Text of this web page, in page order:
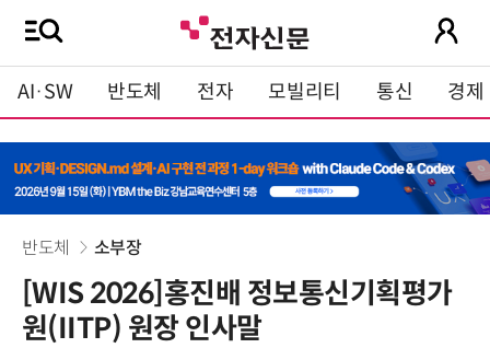
AI·SW 반도체 전자 모빌리티 통신 경제
반도체 소부장
[WIS 2026]홍진배 정보통신기획평가
원(IITP) 원장 인사말